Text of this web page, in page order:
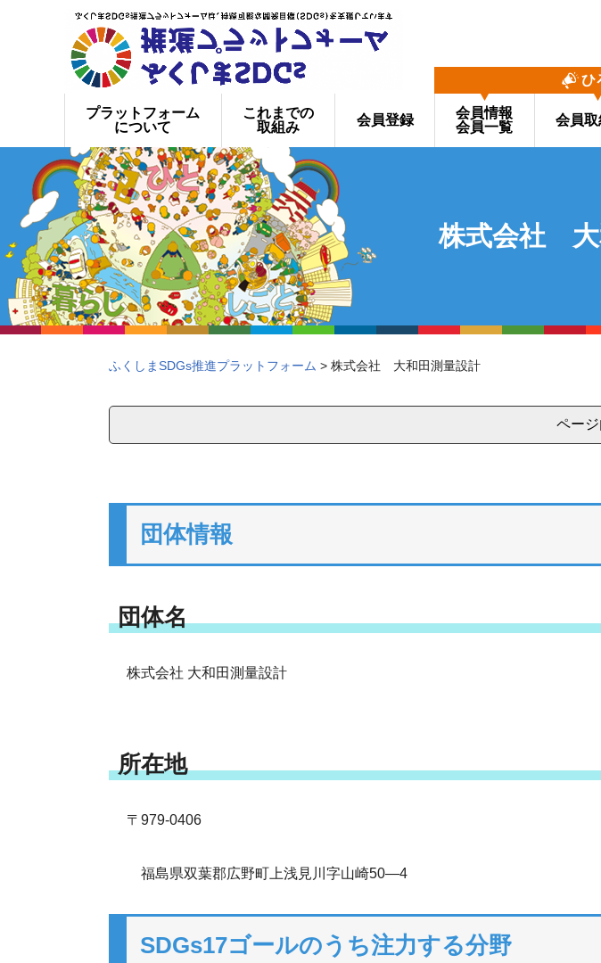
プラットフォーム
について
これまでの
取組み
会員登録
ひ
会員情報
会員一覧
会員
株式会社 大
ふくしまSDGs推進プラットフォーム > 株式会社 大和田測量設計
ペー
団体情報
団体名
株式会社 大和田測量設計
所在地
〒979-0406
福島県双葉郡広野町上浅見川字山崎50―4
SDGs17ゴールのうち注力する分野